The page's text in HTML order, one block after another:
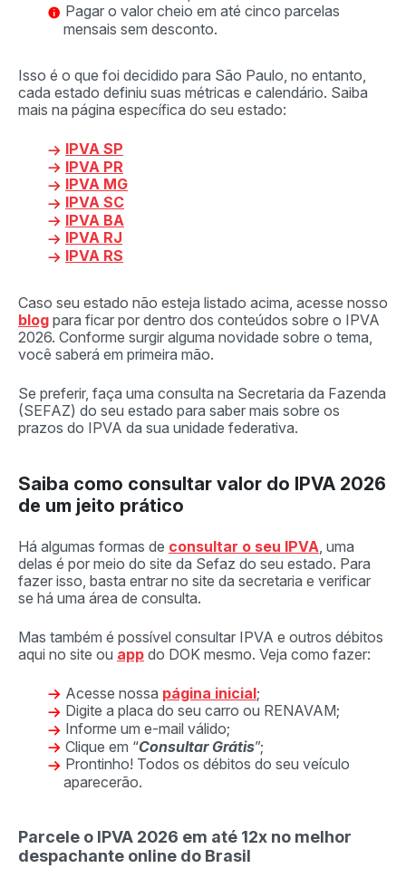
Pagar o valor cheio em até cinco parcelas
mensais sem desconto.
Isso é o que foi decidido para São Paulo, no entanto,
cada estado definiu suas métricas e calendário. Saiba
mais na página específica do seu estado:
IPVA SP
IPVA PR
IPVA MG
IPVA SC
IPVA BA
IPVA RJ
IPVA RS
Caso seu estado não esteja listado acima, acesse nosso
blog para ficar por dentro dos conteúdos sobre o IPVA
2026. Conforme surgir alguma novidade sobre o tema,
você saberá em primeira mão.
Se preferir, faça uma consulta na Secretaria da Fazenda
(SEFAZ) do seu estado para saber mais sobre os
prazos do IPVA da sua unidade federativa.
Saiba como consultar valor do IPVA 2026
de um jeito prático
Há algumas formas de consultar o seu IPVA , uma
delas é por meio do site da Sefaz do seu estado. Para
fazer isso, basta entrar no site da secretaria e verificar
se há uma área de consulta.
Mas também é possível consultar IPVA e outros débitos
aqui no site ou app do DOK mesmo. Veja como fazer:
Acesse nossa página inicial;
Digite a placa do seu carro ou RENAVAM;
Informe um e-mail válido;
Clique em “Consultar Grátis”;
Prontinho! Todos os débitos do seu veículo
aparecerão.
Parcele o IPVA 2026 em até 12x no melhor
despachante online do Brasil